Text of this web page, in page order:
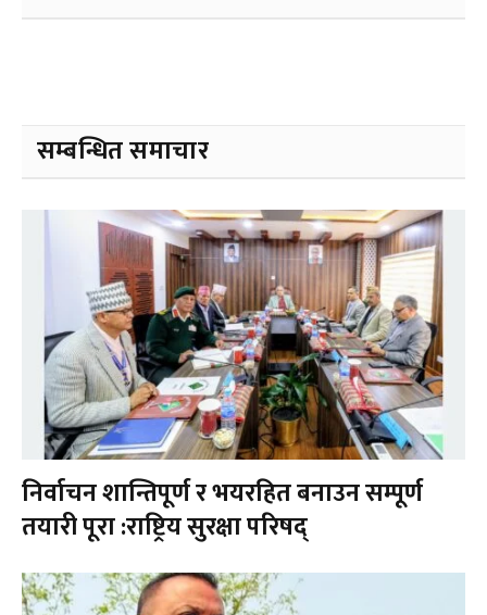
सम्बन्धित समाचार
निर्वाचन शान्तिपूर्ण र भयरहित बनाउन सम्पूर्ण
तयारी पूरा :राष्ट्रिय सुरक्षा परिषद्